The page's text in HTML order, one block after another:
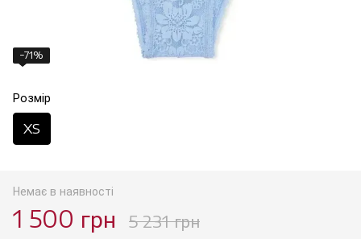
−71%
Розмір
XS
Немає в наявності
1 500 грн 5 231 грн